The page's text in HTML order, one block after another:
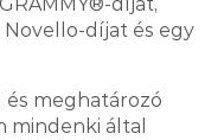
díjat és egy
meghatározó
mindenki által